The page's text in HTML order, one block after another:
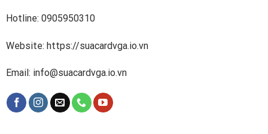
Hotline: 0905950310
Website: https://suacardvga.io.vn
Email: info@suacardvga.io.vn